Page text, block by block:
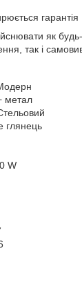
гарантія
як
так і
метал
глянець
W